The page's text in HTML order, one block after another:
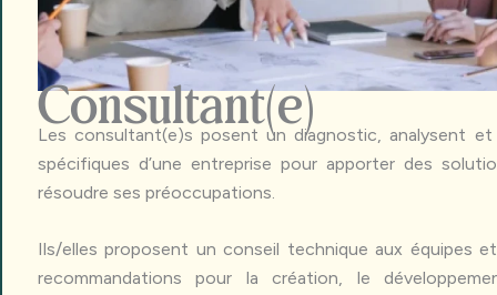
Consultant(e)
Les consultant(e)s posent un diagnostic, analysent
spécifiques d’une entreprise pour apporter des
résoudre ses préoccupations.
Ils/elles proposent un conseil technique aux équipes
recommandations pour la création, le